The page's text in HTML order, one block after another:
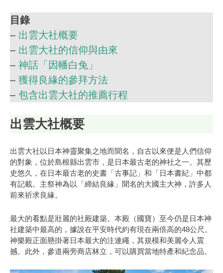
目錄
– 出雲大社概要
– 出雲大社的信仰與由來
– 神話「因幡白兔」
– 獲得良緣的參拜方法
– 包含出雲大社的推薦行程
出雲大社概要
出雲大社以日本神靈聚集之地而聞名，自古以來便是人們信仰
的對象，位於島根縣出雲市，是日本最古老的神社之一。其歷
史悠久，在日本最古老的史書「古事記」和「日本書紀」中都
有記載。主祭神為以「締結良緣」聞名的大國主大神，許多人
前來祈求良緣。
最大的看點是壯麗的社殿建築。本殿（國寶）至今仍是日本神
社建築中最高的，據說在平安時代約有現在兩倍高的48公尺。
神樂殿正面懸掛著日本最大的注連繩，其規模和美麗令人震
撼。此外，參道兩旁商店林立，可以購買當地特產和紀念品。